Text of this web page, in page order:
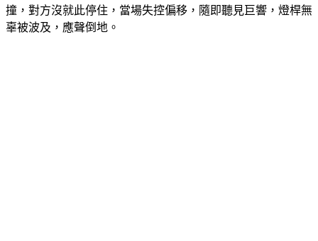
辜被波及，應聲倒地。